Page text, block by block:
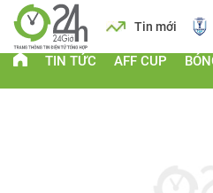
Lịch Tin mới
TIN TỨC AFF CUP